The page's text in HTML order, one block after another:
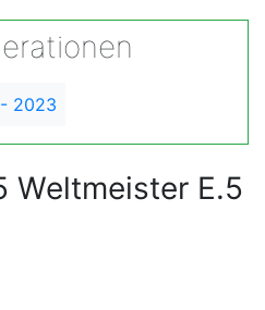
2023
Weltmeister E.5